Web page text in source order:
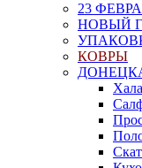
23
НОВЫЙ
КОВРЫ